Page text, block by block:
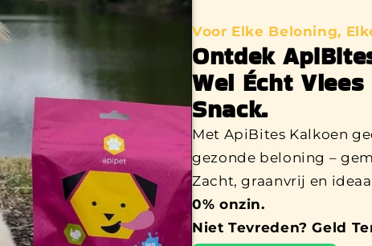
Voor Elke Beloning,
Ontdek
Wel Écht
Snack.
Met ApiBites Kalkoen
gezonde beloning –
Zacht, graanvrij en
0% onzin.
Niet Tevreden? Geld